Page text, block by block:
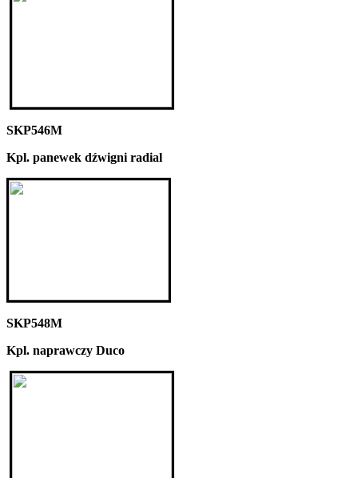
SKP546M
Kpl. panewek dźwigni radial
SKP548M
Kpl. naprawczy Duco